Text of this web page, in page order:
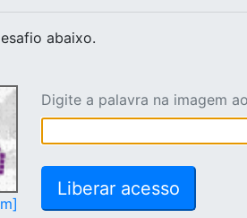
abaixo.
Digite a palavra na imagem